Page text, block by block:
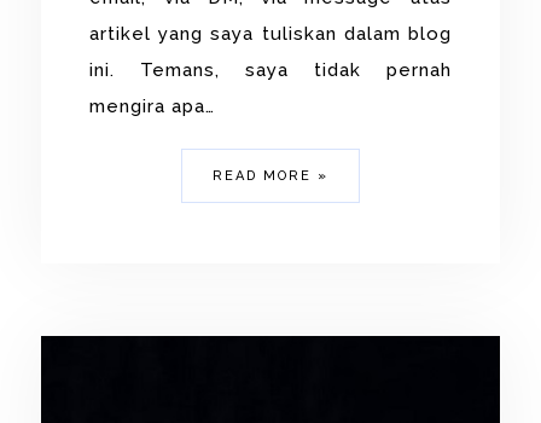
artikel yang saya tuliskan dalam blog
ini. Temans, saya tidak pernah
mengira apa…
READ MORE »